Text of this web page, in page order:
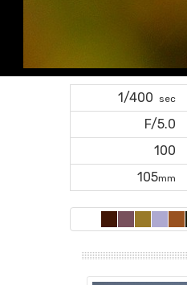
sec
1/400
F/5.0
100
105mm